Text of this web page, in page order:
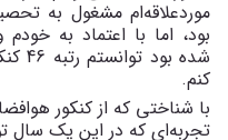
موردعلاقه‌ام مشغول به
بود، اما با اعتماد به
کنم.
با شناختی که از کنکور
تجربه‌ای که در این یک سال